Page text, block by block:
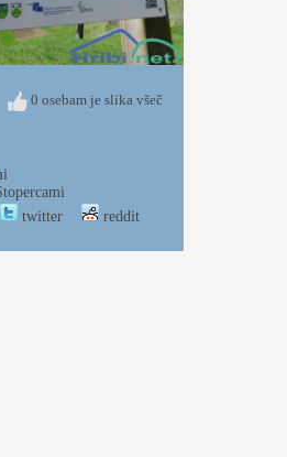
0 osebam je slika všeč
twitter
reddit